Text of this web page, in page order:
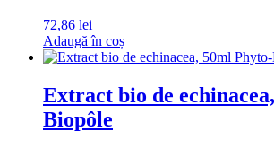
72,86 lei
Adaugă în coș
Extract bio de
Biopôle